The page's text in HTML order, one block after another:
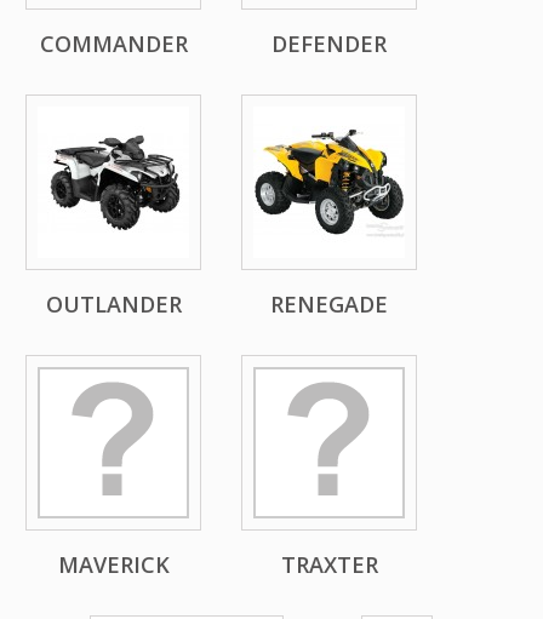
COMMANDER DEFENDER
OUTLANDER RENEGADE
MAVERICK TRAXTER